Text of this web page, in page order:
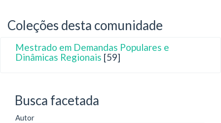
Coleções desta comunidade
Mestrado em Demandas Populares e
Dinâmicas Regionais [59]
Busca facetada
Autor